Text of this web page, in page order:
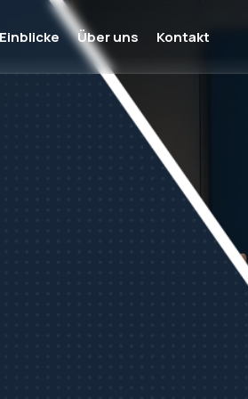
Projekte, Kosten
Einblicke Über uns Kontakt